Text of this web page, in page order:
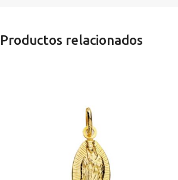
Productos relacionados